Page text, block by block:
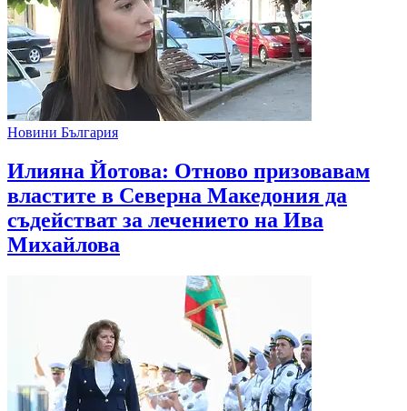
Новини България
Илияна Йотова: Отново призовавам
властите в Северна Македония да
съдействат за лечението на Ива
Михайлова